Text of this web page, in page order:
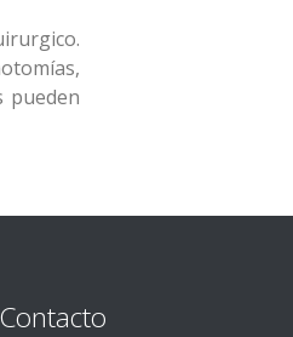
pueden
Contacto